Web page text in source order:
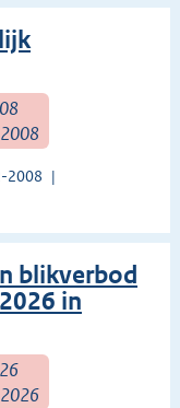
2008
blikverbod
in